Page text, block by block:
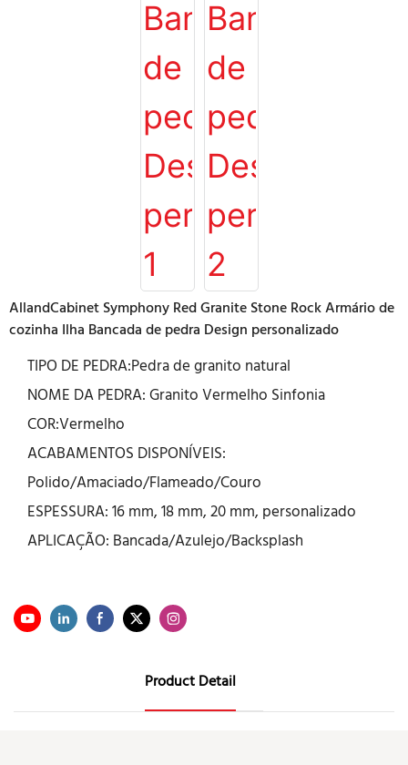
AllandCabinet Symphony Red Granite Stone Rock Armário de
cozinha Ilha Bancada de pedra Design personalizado
TIPO DE PEDRA:Pedra de granito natural
NOME DA PEDRA: Granito Vermelho Sinfonia
COR:Vermelho
ACABAMENTOS DISPONÍVEIS:
Polido/Amaciado/Flameado/Couro
ESPESSURA: 16 mm, 18 mm, 20 mm, personalizado
APLICAÇÃO: Bancada/Azulejo/Backsplash
Product Detail